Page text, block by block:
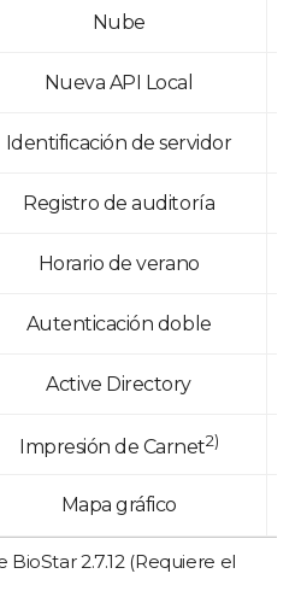
Nube
Nueva API Local
Identificación de servidor
Registro de auditoría
Horario de verano
Autenticación doble
Active Directory
Impresión de Carnet2)
Mapa gráfico
2.7.12 (Requiere el